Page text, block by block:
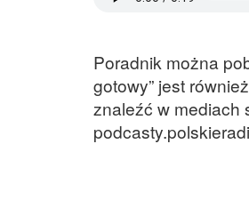
Poradnik można
gotowy” jest
znaleźć w mediach